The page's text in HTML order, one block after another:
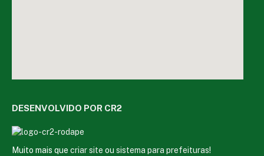
DESENVOLVIDO POR CR2
Muito mais que criar site ou sistema para prefeituras!